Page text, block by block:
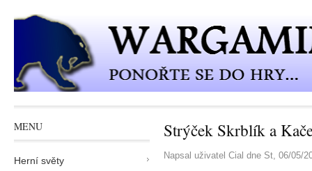
Strýček Skrblík a
Napsal uživatel Cial dne St, 06/05/
MENU
Herní světy